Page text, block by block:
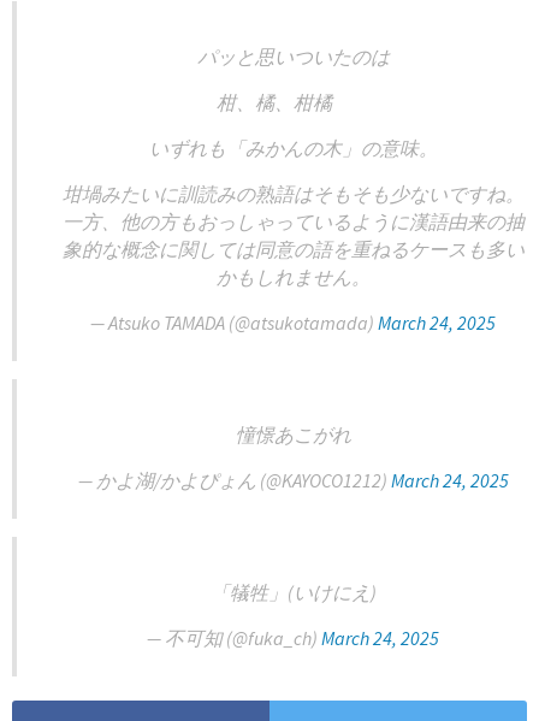
パッと思いついたのは
柑、橘、柑橘
いずれも「みかんの木」の意味。
坩堝みたいに訓読みの熟語はそもそも少ないですね。
一方、他の方もおっしゃっているように漢語由来の抽
象的な概念に関しては同意の語を重ねるケースも多い
かもしれません。
— Atsuko TAMADA (@atsukotamada) March 24, 2025
憧憬あこがれ
— かよ湖/かよぴょん (@KAYOCO1212) March 24, 2025
「犠牲」(いけにえ)
— 不可知 (@fuka_ch) March 24, 2025